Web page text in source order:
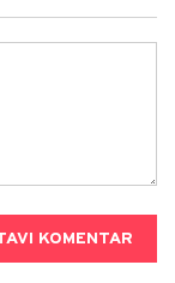
KOMENTAR